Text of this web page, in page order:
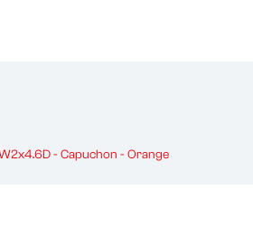
- Capuchon - Orange